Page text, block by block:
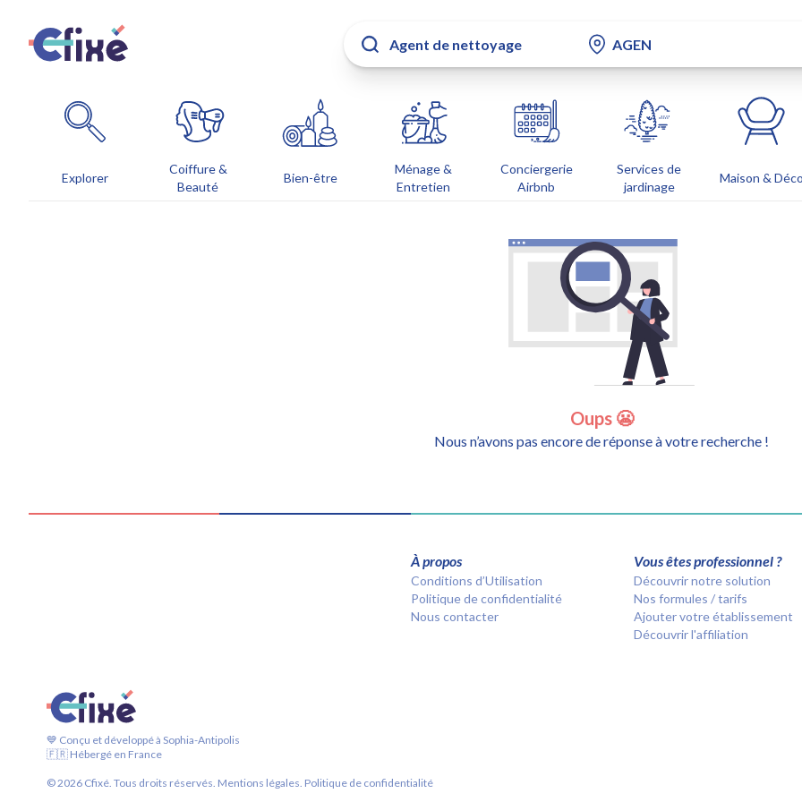
Explorer
Coiffure &
Beauté
Bien-être
Ménage &
Entretien
Conciergerie
Airbnb
Services de
jardinage
Maison & Déco
Oups 😬
Nous n’avons pas encore de réponse à votre recherche !
À propos
Conditions d’Utilisation
Politique de confidentialité
Nous contacter
Vous êtes professionnel ?
Découvrir notre solution
Nos formules / tarifs
Ajouter votre établissement
Découvrir l'affiliation
💙 Conçu et développé à Sophia-Antipolis
🇫🇷 Hébergé en France
©2026 Cfixé. Tous droits réservés. Mentions légales. Politique de confidentialité